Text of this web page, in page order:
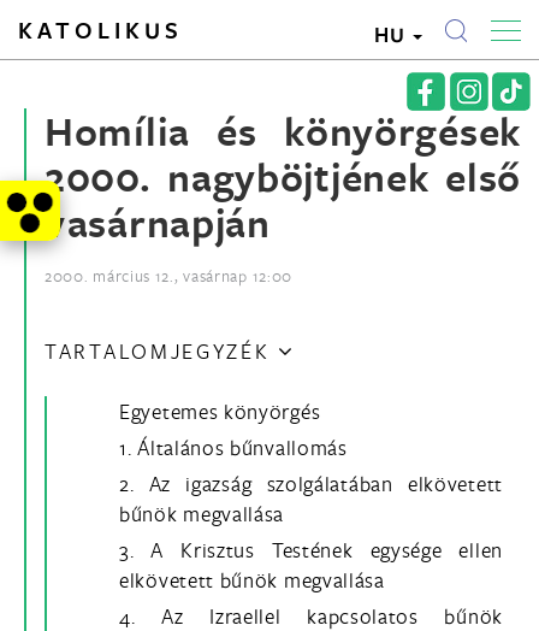
KATOLIKUS HU
Homília és könyörgések
2000. nagyböjtjének első
vasárnapján
2000. március 12., vasárnap 12:00
TARTALOMJEGYZÉK
Egyetemes könyörgés
1. Általános bűnvallomás
2. Az igazság szolgálatában elkövetett
bűnök megvallása
3. A Krisztus Testének egysége ellen
elkövetett bűnök megvallása
4. Az Izraellel kapcsolatos bűnök